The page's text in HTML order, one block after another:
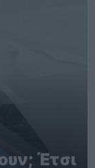
Έτσι